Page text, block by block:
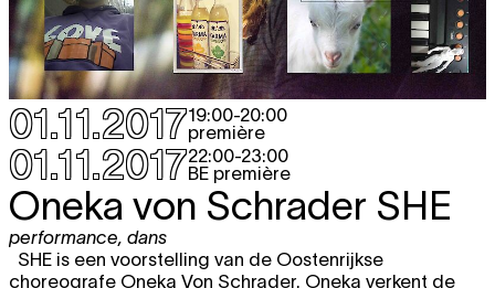
01.11.201719:00-20:00
première
01.11.201722:00-23:00
BE première
Oneka von Schrader SHE
performance, dans
SHE is een voorstelling van de Oostenrijkse
choreografe Oneka Von Schrader. Oneka verkent de